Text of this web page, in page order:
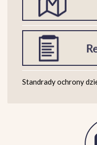
Standrady ochrony